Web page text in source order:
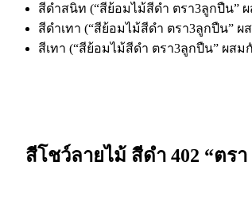
สีดำสนิท (“สีย้อมไม้สีดำ ตรา3ลูกปืน”
สีดำเทา (“สีย้อมไม้สีดำ ตรา3ลูกปืน”
สีเทา (“สีย้อมไม้สีดำ ตรา3ลูกปืน” ผส
สีโชว์ลายไม้ สีดำ 402 “ตร